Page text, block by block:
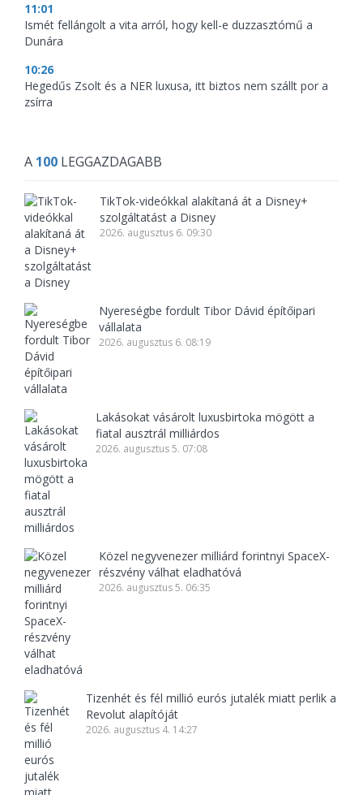
11:01
Ismét fellángolt a vita arról, hogy kell-e duzzasztómű a
Dunára
10:26
Hegedűs Zsolt és a NER luxusa, itt biztos nem szállt por a
zsírra
A 100 LEGGAZDAGABB
TikTok-videókkal alakítaná át a Disney+
szolgáltatást a Disney
2026. augusztus 6. 09:30
Nyereségbe fordult Tibor Dávid építőipari
vállalata
2026. augusztus 6. 08:19
Lakásokat vásárolt luxusbirtoka mögött a
fiatal ausztrál milliárdos
2026. augusztus 5. 07:08
Közel negyvenezer milliárd forintnyi SpaceX-
részvény válhat eladhatóvá
2026. augusztus 5. 06:35
Tizenhét és fél millió eurós jutalék miatt perlik a
Revolut alapítóját
2026. augusztus 4. 14:27